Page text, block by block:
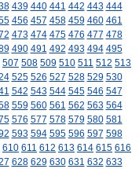
439 440 441 442 443 444
456 457 458 459 460 461
473 474 475 476 477 478
490 491 492 493 494 495
507 508 509 510 511 512 513
525 526 527 528 529 530
542 543 544 545 546 547
559 560 561 562 563 564
576 577 578 579 580 581
593 594 595 596 597 598
610 611 612 613 614 615 616
628 629 630 631 632 633